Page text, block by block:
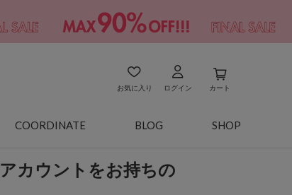
お気に入り ログイン カート
COORDINATE BLOG SHOP
カウントをお持ちの